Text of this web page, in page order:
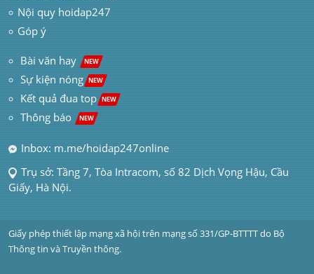
Nội quy hoidap247
Góp ý
Bài văn hay NEW
Sự kiện nóng NEW
Kết quả đua top NEW
Thông báo NEW
Inbox: m.me/hoidap247online
Trụ sở: Tầng 7, Tòa Intracom, số 82 Dịch Vọng Hậu, Cầu
Giấy, Hà Nội.
Giấy phép thiết lập mạng xã hội trên mạng số 331/GP-BTTTT do Bộ
Thông tin và Truyền thông.